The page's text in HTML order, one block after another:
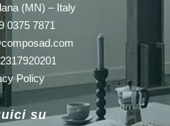
(MN) – Italy
0375 7871
Policy
su